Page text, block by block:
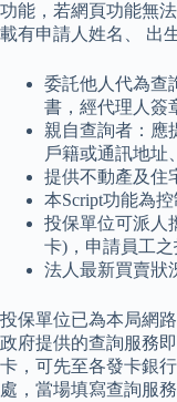
功能，若網頁功能無
載有申請人姓名、 出
委託他人代為查
書，經代理人簽
親自查詢者：應
戶籍或通訊地址
提供不動產及住
本Script功能為
投保單位可派人
卡)，申請員工之
法人最新買賣狀
投保單位已為本局網
政府提供的查詢服務
卡，可先至各發卡銀
處，當場填寫查詢服